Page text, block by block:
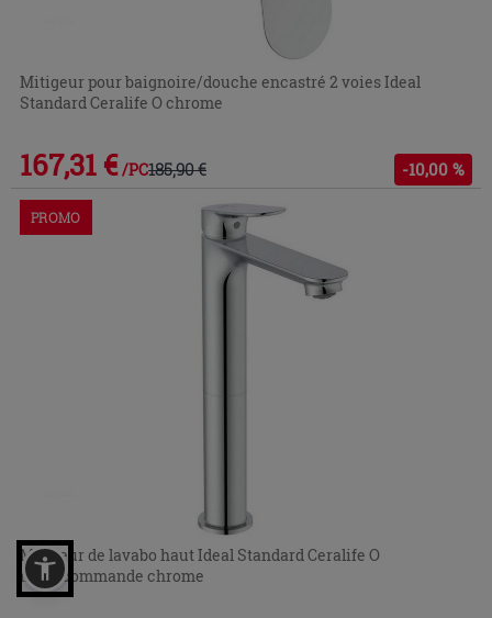
Mitigeur pour baignoire/douche encastré 2 voies Ideal
Standard Ceralife O chrome
167,31 € /PC185,90 € -10,00 %
PROMO
Mitigeur de lavabo haut Ideal Standard Ceralife O
monocommande chrome